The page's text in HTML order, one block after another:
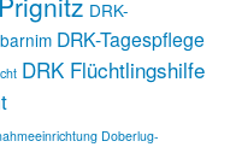
DRK-
DRK-Tagespflege
DRK Flüchtlingshilfe
Doberlug-